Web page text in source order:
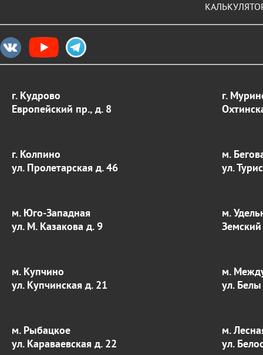
г. Кудрово
Европейский пр., д. 8
г.
г. Колпино
ул. Пролетарская д. 46
м.
ул.
м. Юго-Западная
ул. М. Казакова д. 9
м.
м. Купчино
ул. Купчинская д. 21
м.
ул.
м. Рыбацкое
ул. Караваевская д. 22
м.
ул.